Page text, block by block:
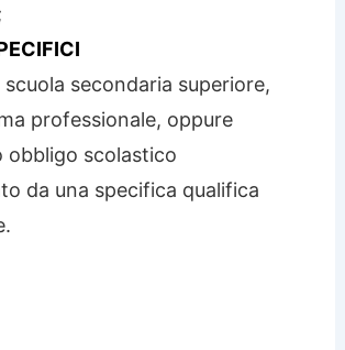
secondaria superiore,
professionale, oppure
obbligo scolastico
da una specifica qualifica